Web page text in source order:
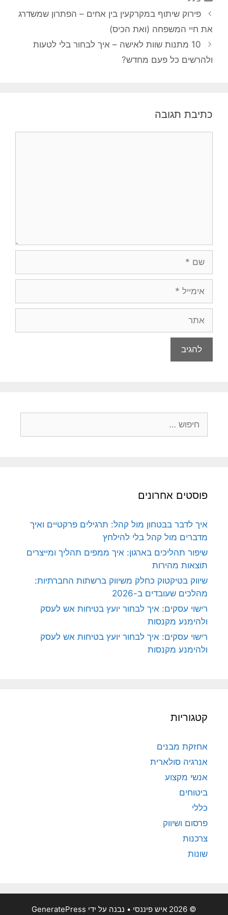
ניווט
פוסטים
פירוק שיתוף במקרקעין בין אחים – הפתרון שמשדרג
את חיי המשפחה (ואת הכיס)
10 מתנות שוות לאישה – איך לבחור בלי לטעות
ולהרשים כל פעם מחדש?
כתיבת תגובה
פוסטים אחרונים
איך לדבר בבטחון מול קהל: תרגילים פרקטיים ואיך
מדברים מול קהל בלי להילחץ
שיפור תהליכים בארגון: איך ממפים תהליך ומייצרים
תוצאות מהירות
שיווק בטיקטוק כחלק משיווק ברשתות החברתיות:
מהלכים שעובדים ב-2026
רישוי עסקים: איך לבחור יועץ בטיחות אש לעסק
ולהימנע מקנסות
רישוי עסקים: איך לבחור יועץ בטיחות אש לעסק
ולהימנע מקנסות
קטגוריות
אחזקת מבנים
אנרגיה סולארית
אנשי מקצוע
ביטוחים
כללי
פרסום ושיווק
צרכנות
שונות
© 2026 איש פיננסי • נבנה על ידי GeneratePress